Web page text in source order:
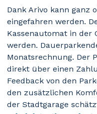
Dank Arivo kann ganz
eingefahren werden.
Kassenautomat in der
werden.
Monatsrechnung. Der
direkt über einen
Feedback von den
den zusätzlichen
der Stadtgarage